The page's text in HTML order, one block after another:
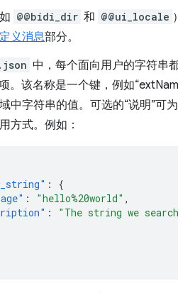
@@bidi_dir 和 @@ui_locale
义消息部分。
中，每个面向用户的字符串
。该名称是一个键，例如
中字符串的值。可选的“说明”可
方式。例如：
:
{
: "hello%20world" ,
:
"The string we